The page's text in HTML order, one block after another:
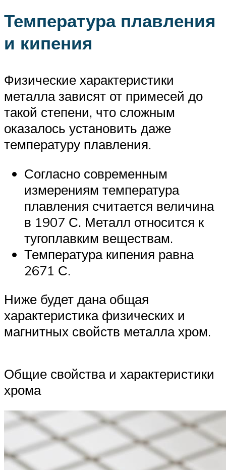
Температура плавления
и кипения
Физические характеристики
металла зависят от примесей до
такой степени, что сложным
оказалось установить даже
температуру плавления.
Согласно современным
измерениям температура
плавления считается величина
в 1907 С. Металл относится к
тугоплавким веществам.
Температура кипения равна
2671 С.
Ниже будет дана общая
характеристика физических и
магнитных свойств металла хром.
Общие свойства и характеристики
хрома